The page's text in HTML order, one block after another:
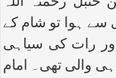
سے ہوا تو شام کے
رات کی سیاہی
والی تھی۔ امام